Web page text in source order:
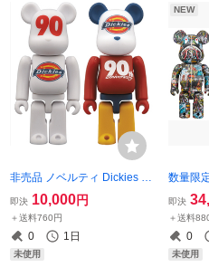
非売品 ノベルティ Dickies 9
0th WHITE ver. & LOGO Colo
r ver. 100%ベアブリック2種
セット/未開封ラス1
即決 10,000円
＋送料760円
0 1日
未使用
NEW
数量限
MO
ブリッ
即決
＋送料
0
未使用